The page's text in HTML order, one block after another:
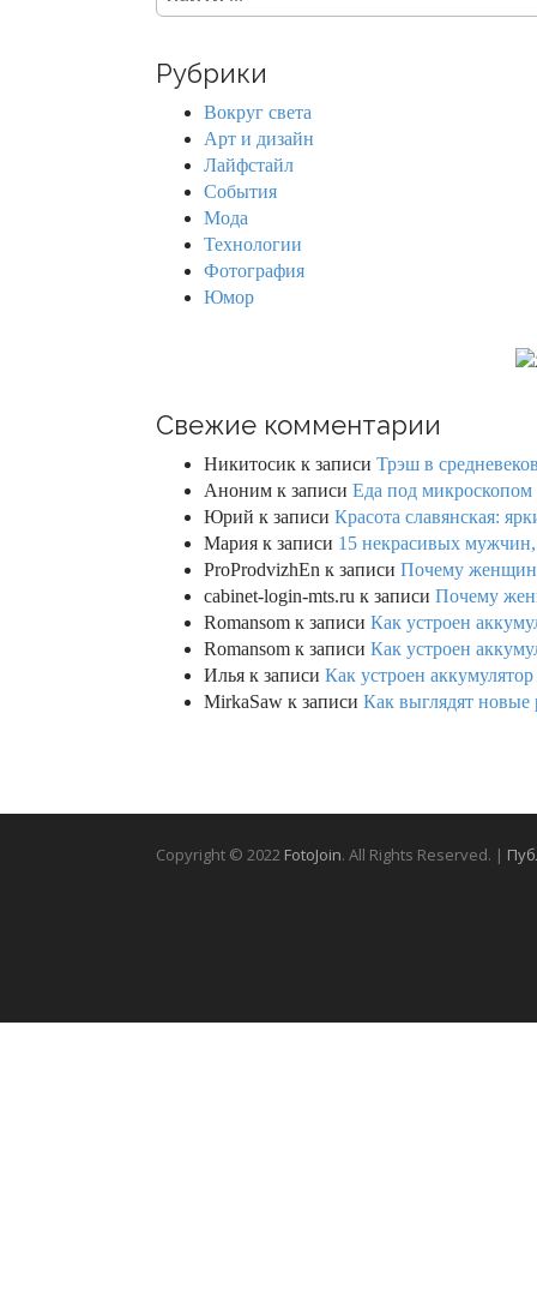
c
Рубрики
Вокруг света
Арт и дизайн
Лайфстайл
События
Мода
Технологии
Фотография
Юмор
Свежие комментарии
Никитосик к записи Трэш в
Аноним к записи Еда под микроскопом
Юрий к записи Красота славянская:
Мария к записи 15 некрасивых
ProProdvizhEn к записи Почему
cabinet-login-mts.ru к записи Почему
Romansom к записи Как устроен
Romansom к записи Как устроен
Илья к записи Как устроен
MirkaSaw к записи Как выглядят новые
Copyright © 2022 FotoJoin. All Rights Reserved. |